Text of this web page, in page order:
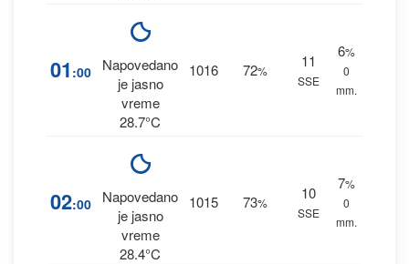
01 :00
Napovedano
je jasno
vreme
28.7°C
1016 72%
11
SSE
6%
0
mm.
02:00
Napovedano
je jasno
vreme
28.4°C
1015 73%
10
SSE
7%
0
mm.